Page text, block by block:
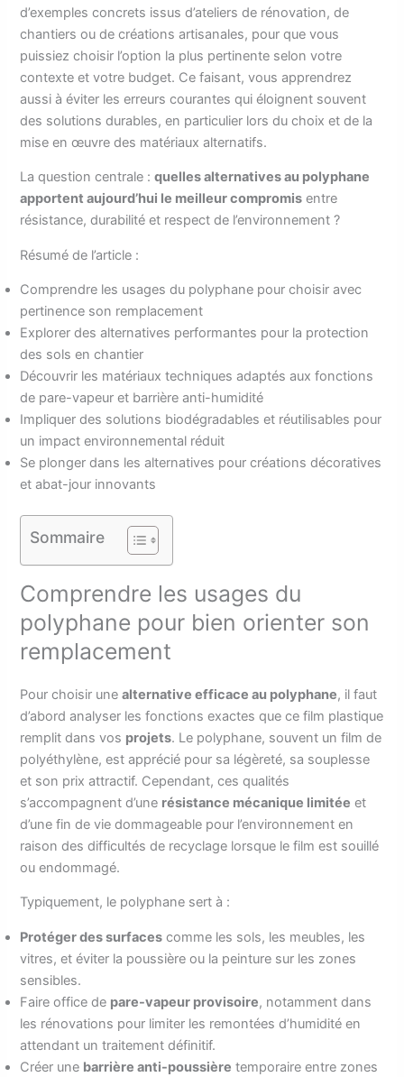
d’exemples concrets issus d’ateliers de rénovation, de
chantiers ou de créations artisanales, pour que vous
puissiez choisir l’option la plus pertinente selon votre
contexte et votre budget. Ce faisant, vous apprendrez
aussi à éviter les erreurs courantes qui éloignent souvent
des solutions durables, en particulier lors du choix et de la
mise en œuvre des matériaux alternatifs.
La question centrale :quelles alternatives au polyphane
apportent aujourd’hui le meilleur compromis entre
résistance, durabilité et respect de l’environnement ?
Résumé de l’article :
Comprendre les usages du polyphane pour choisir avec
pertinence son remplacement
Explorer des alternatives performantes pour la protection
des sols en chantier
Découvrir les matériaux techniques adaptés aux fonctions
de pare-vapeur et barrière anti-humidité
Impliquer des solutions biodégradables et réutilisables pour
un impact environnemental réduit
Se plonger dans les alternatives pour créations décoratives
et abat-jour innovants
Sommaire
Comprendre les usages du
polyphane pour bien orienter son
remplacement
Pour choisir unealternative efficace au polyphane, il faut
d’abord analyser les fonctions exactes que ce film plastique
remplit dans vos projets. Le polyphane, souvent un film de
polyéthylène, est apprécié pour sa légèreté, sa souplesse
et son prix attractif. Cependant, ces qualités
s’accompagnent d’une résistance mécanique limitée et
d’une fin de vie dommageable pour l’environnement en
raison des difficultés de recyclage lorsque le film est souillé
ou endommagé.
Typiquement, le polyphane sert à :
Protéger des surfaces comme les sols, les meubles, les
vitres, et éviter la poussière ou la peinture sur les zones
sensibles.
Faire office de pare-vapeur provisoire, notamment dans
les rénovations pour limiter les remontées d’humidité en
attendant un traitement définitif.
Créer une barrière anti-poussière temporaire entre zones